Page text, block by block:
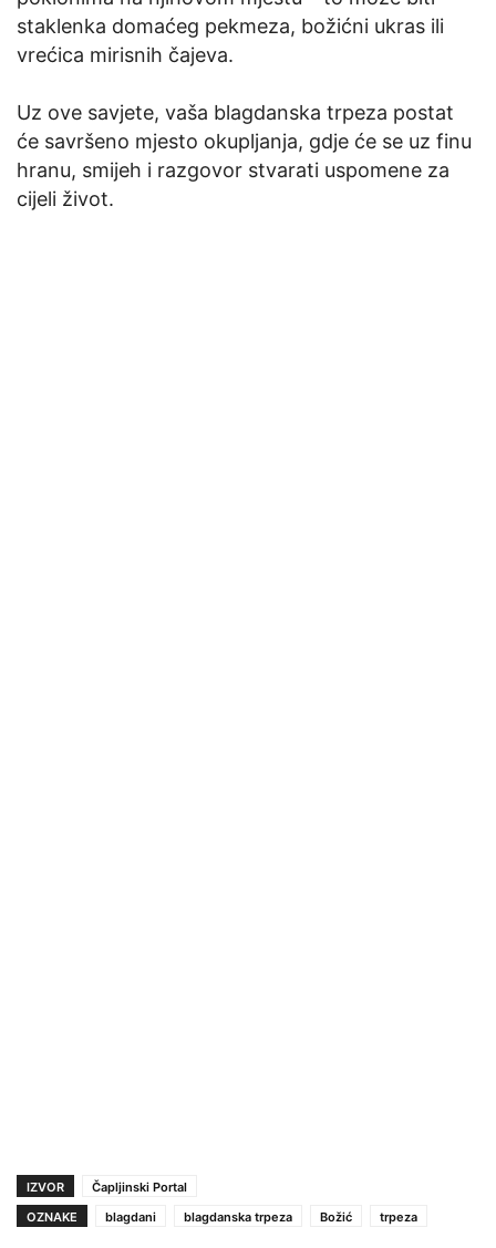
staklenka domaćeg pekmeza, božićni ukras ili
vrećica mirisnih čajeva.
Uz ove savjete, vaša blagdanska trpeza postat
će savršeno mjesto okupljanja, gdje će se uz finu
hranu, smijeh i razgovor stvarati uspomene za
cijeli život.
IZVOR
Čapljinski Portal
OZNAKE
blagdani blagdanska trpeza Božić trpeza